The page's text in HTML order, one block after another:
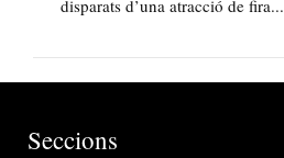
disparats d’una atracció de fira...
Seccions